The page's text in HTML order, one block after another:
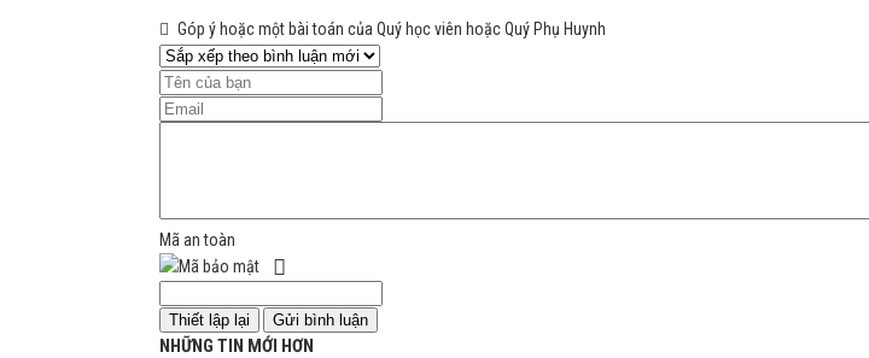
Góp ý hoặc một bài toán của Quý học viên hoặc Quý Phụ Huynh
Mã an toàn
NHỮNG TIN MỚI HƠN